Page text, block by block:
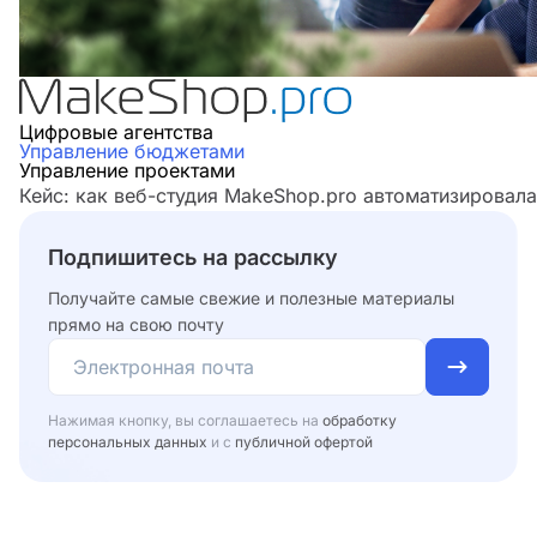
Цифровые агентства
Управление бюджетами
Управление проектами
Кейс: как веб-студия MakeShop.pro
Подпишитесь на рассылку
Получайте самые свежие и полезные материалы
прямо на свою почту
Нажимая кнопку, вы соглашаетесь на обработку
персональных данных и с публичной офертой